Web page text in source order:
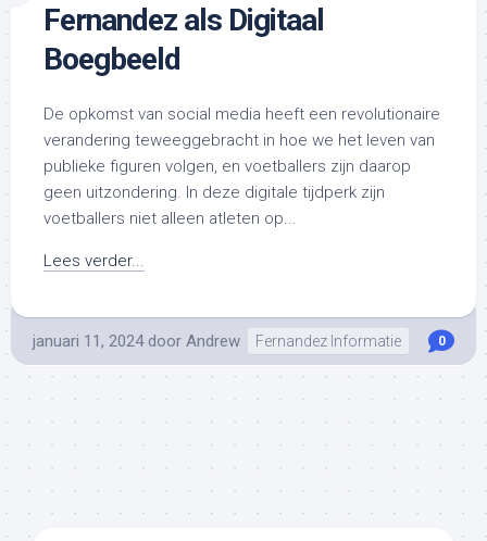
Fernandez als Digitaal
Boegbeeld
De opkomst van social media heeft een revolutionaire
verandering teweeggebracht in hoe we het leven van
publieke figuren volgen, en voetballers zijn daarop
geen uitzondering. In deze digitale tijdperk zijn
voetballers niet alleen atleten op...
Lees verder...
januari 11, 2024 door Andrew Fernandez Informatie 0